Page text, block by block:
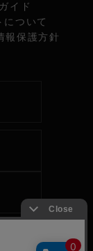
イド
について
報保護方針